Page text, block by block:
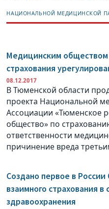
НАЦИОНАЛЬНОЙ МЕДИЦИНСКОЙ
Медицинским обществом
страхования
08.12.2017
В Тюменской области
проекта Национальной
Ассоциации «Тюменское
общество» по
ответственности
причинение вреда
Создано первое в
взаимного страхования в
здравоохранения